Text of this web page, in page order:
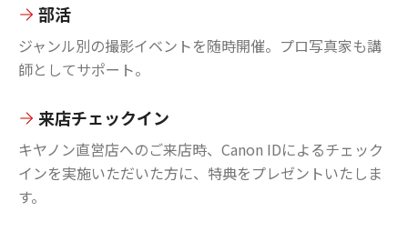
部活
ジャンル別の撮影イベントを随時開催。プロ写真家も講
師としてサポート。
来店チェックイン
キヤノン直営店へのご来店時、Canon IDによるチェック
インを実施いただいた方に、特典をプレゼントいたしま
す。